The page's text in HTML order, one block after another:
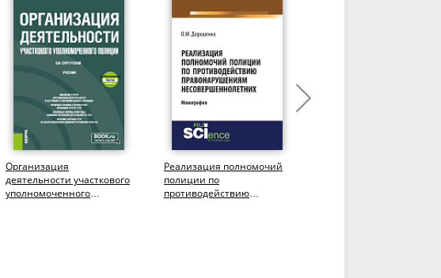
Организация
деятельности участкового
уполномоченного
Реализация полномочий
полиции по
противодействию